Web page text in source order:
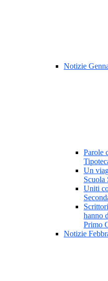
Notizie
Parole
Un
Scuola
Uniti
hanno
Primo
Notizie